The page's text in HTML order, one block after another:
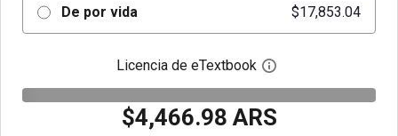
De por vida $17,853.04
Licencia de eTextbook Abre el cuadro de
$4,466.98 ARS